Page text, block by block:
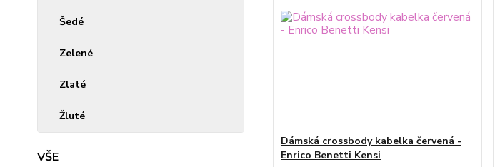
Šedé
Zelené
Zlaté
Žluté
VŠE
Dámská crossbody kabelka červená -
Enrico Benetti Kensi